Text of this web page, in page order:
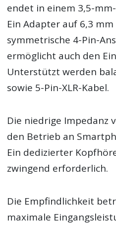
endet in einem 3,5-
Ein Adapter auf 6,3
symmetrische 4-Pin-
ermöglicht auch den
Unterstützt werden
sowie 5-Pin-XLR-Kabel.
Die niedrige Impedanz
den Betrieb an
Ein dedizierter
zwingend erforderlich.
Die Empfindlichkeit
maximale